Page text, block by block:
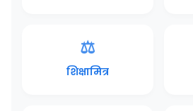
⚖️
शिक्षामित्र